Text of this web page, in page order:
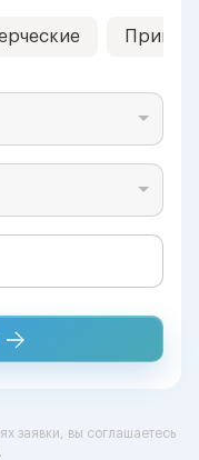
заявки, вы соглашаетесь
.